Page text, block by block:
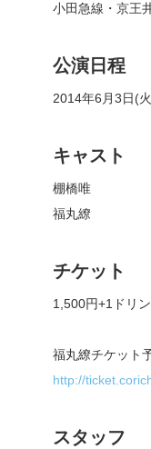
小田急線・京王
公演日程
2014年6月3日(
キャスト
棚橋唯
福丸繚
チケット
1,500円+1ドリ
福丸繚チケット
http://
スタッフ